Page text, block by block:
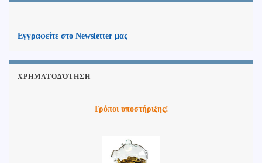
Εγγραφείτε στο Newsletter μας
ΧΡΗΜΑΤΟΔΌΤΗΣΗ
Τρόποι υποστήριξης!